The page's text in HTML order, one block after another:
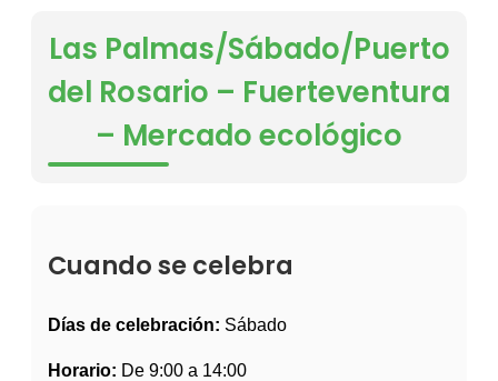
Las Palmas/Sábado/Puerto
del Rosario – Fuerteventura
– Mercado ecológico
Cuando se celebra
Días de celebración: Sábado
Horario: De 9:00 a 14:00